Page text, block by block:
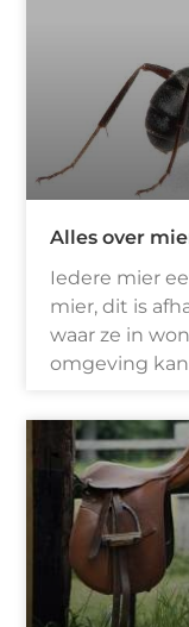
Alles over
Iedere mier
mier, dit is
waar ze in
omgeving